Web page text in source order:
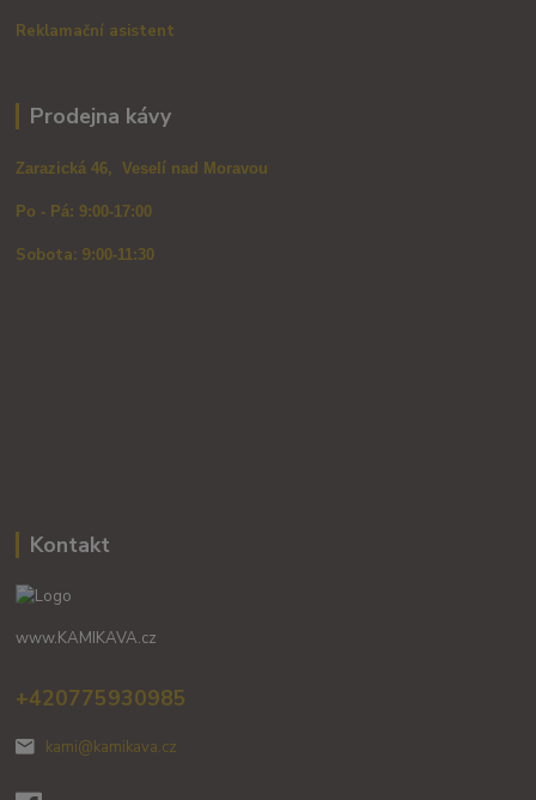
Reklamační asistent
Prodejna kávy
Zarazická 46, Veselí nad Moravou
Po - Pá: 9:00-17:00
Sobota: 9:00-11:30
Kontakt
www.KAMIKAVA.cz
+420775930985
kami@kamikava.cz